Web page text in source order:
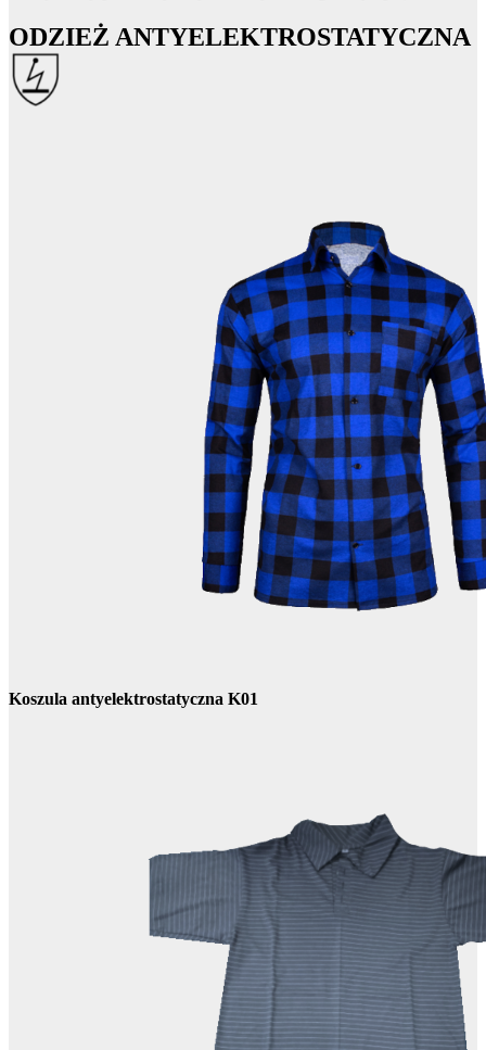
ODZIEŻ ANTYELEKTROSTATYCZNA
Koszula antyelektrostatyczna K01